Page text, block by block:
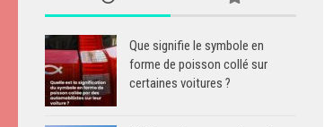
Que signifie le symbole en
forme de poisson collé sur
certaines voitures ?